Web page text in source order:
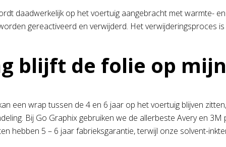
daadwerkelijk op het voertuig aangebracht met warmte-
gereactiveerd en verwijderd. Het verwijderingsproces
blijft de folie op
een wrap tussen de 4 en 6 jaar op het voertuig blijven
Bij Go Graphix gebruiken we de allerbeste Avery en
hebben 5 – 6 jaar fabrieksgarantie, terwijl onze solvent-